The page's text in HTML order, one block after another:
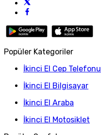
Popüler Kategoriler
İkinci El Cep Telefonu
İkinci El Bilgisayar
İkinci El Araba
İkinci El Motosiklet